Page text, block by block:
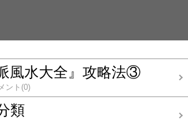
風水大全』攻略法③
ント(0)
類